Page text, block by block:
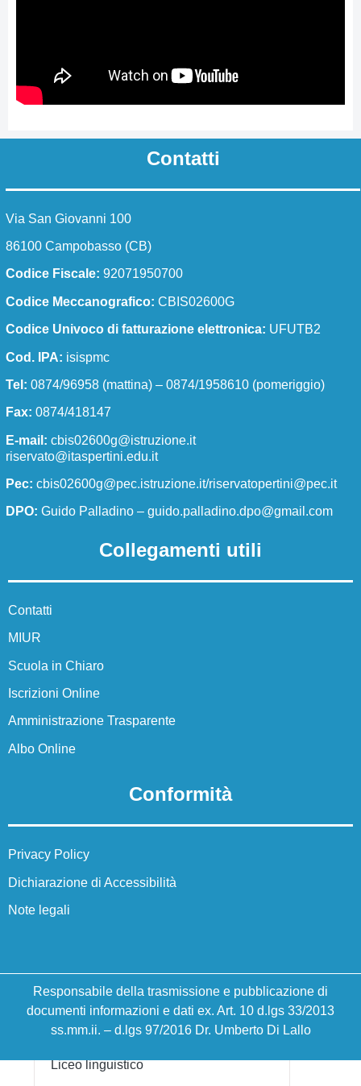
I numeri della scuola
La scuola in numeri
Le carte della scuola
Modulistica docenti
Modulistica ATA
Modulistica famiglie e studenti
Organizzazione
Organigramma
Organi collegiali
La storia
La storia del nostro istituto
Servizi
Panoramica
Famiglie e studenti
Famiglie e studenti
Calendario corsi di recuperi Bibliomath
Offerta formativa
Personale scolastico
Interpello
Registro Cloud
Odontotecnico
Istituto professionale per l’industria e
l’artigianato
Liceo linguistico
Contatti
Via San Giovanni 100
86100 Campobasso (CB)
Codice Fiscale: 92071950700
Codice Meccanografico: CBIS02600G
Codice Univoco di fatturazione elettronica: UFUTB2
Cod. IPA: isispmc
Tel: 0874/96958 (mattina) – 0874/1958610 (pomeriggio)
Fax: 0874/418147
E-mail: cbis02600g@istruzione.it
riservato@itaspertini.edu.it
Pec: cbis02600g@pec.istruzione.it/riservatopertini@pec.it
DPO: Guido Palladino – guido.palladino.dpo@gmail.com
Collegamenti utili
Contatti
MIUR
Scuola in Chiaro
Iscrizioni Online
Amministrazione Trasparente
Albo Online
Conformità
Privacy Policy
Dichiarazione di Accessibilità
Note legali
Responsabile della trasmissione e pubblicazione di
documenti informazioni e dati ex. Art. 10 d.lgs 33/2013
ss.mm.ii. – d.lgs 97/2016 Dr. Umberto Di Lallo